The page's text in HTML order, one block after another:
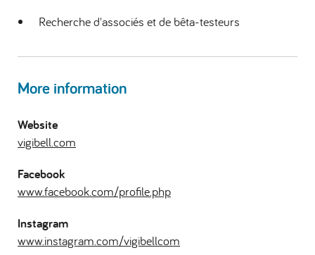
Recherche d'associés et de bêta-testeurs
More information
Website
vigibell.com
Facebook
www.facebook.com/profile.php
Instagram
www.instagram.com/vigibellcom